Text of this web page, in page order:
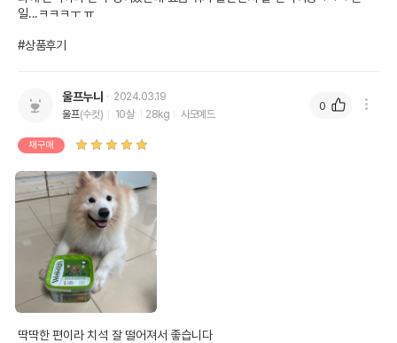
일...ㅋㅋㅋㅜ ㅠ
#상품후기
울프누나
2024.03.19
울프(수컷) 10살 28kg 사모예드
재구매
딱딱한 편이라 치석 잘 떨어져서 좋습니다
0